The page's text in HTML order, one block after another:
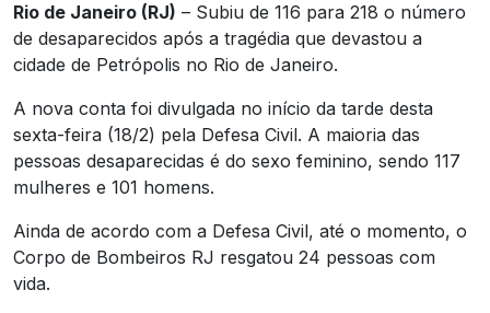
Rio de Janeiro (RJ) – Subiu de 116 para 218 o número
de desaparecidos após a tragédia que devastou a
cidade de Petrópolis no Rio de Janeiro.
A nova conta foi divulgada no início da tarde desta
sexta-feira (18/2) pela Defesa Civil. A maioria das
pessoas desaparecidas é do sexo feminino, sendo 117
mulheres e 101 homens.
Ainda de acordo com a Defesa Civil, até o momento, o
Corpo de Bombeiros RJ resgatou 24 pessoas com
vida.